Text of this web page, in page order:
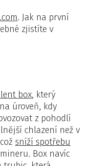
. Jak na první
zjistíte v
box, který
úroveň, kdy
z pohodlí
chlazení než v
sníží spotřebu
Box navíc